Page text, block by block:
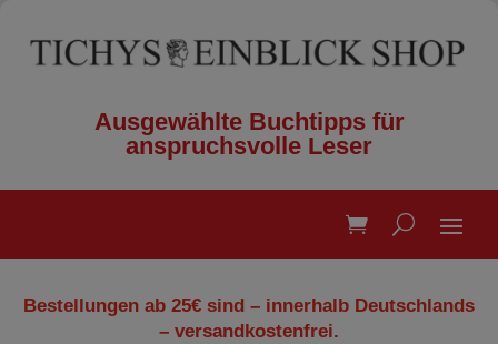
Ausgewählte Buchtipps für
anspruchsvolle Leser
Bestellungen ab 25€ sind – innerhalb Deutschlands
– versandkostenfrei.